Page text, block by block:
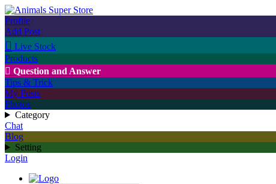
Profile
Add Post
 Live Stock
Products
 Question and Answer
Tips & Trick
My Posts
Photos
Category
Chat
Blog
Setting
Login